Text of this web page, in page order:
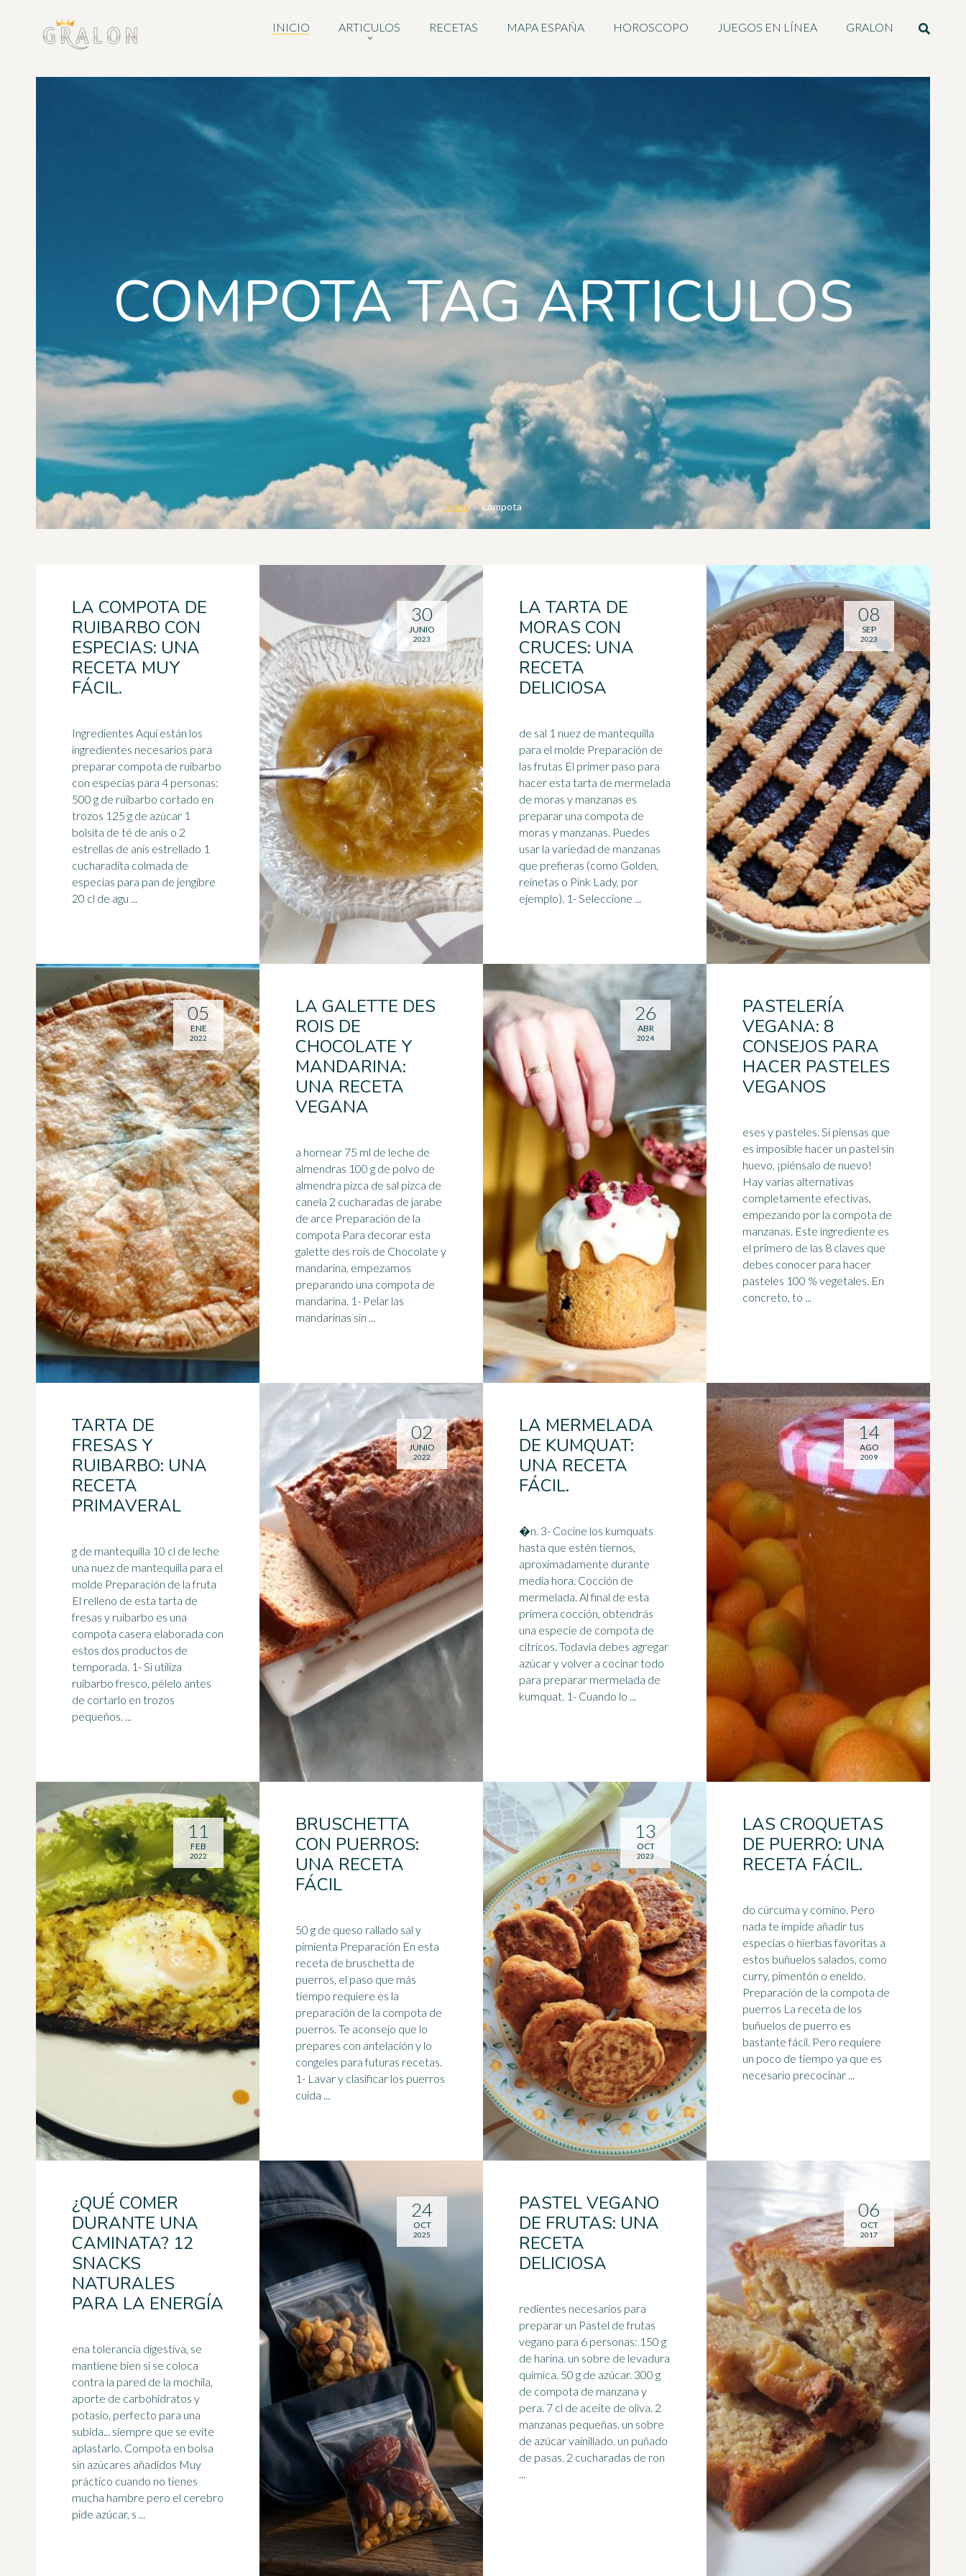
INICIO ARTICULOS RECETAS MAPA ESPAÑA HOROSCOPO JUEGOS EN LÍNEA GRALON
COMPOTA TAG ARTICULOS
Inicio compota
LA COMPOTA DE
RUIBARBO CON
ESPECIAS: UNA
RECETA MUY
FÁCIL.
Ingredientes Aquí están los
ingredientes necesarios para
preparar compota de ruibarbo
con especias para 4 personas:
500 g de ruibarbo cortado en
trozos 125 g de azúcar 1
bolsita de té de anís o 2
estrellas de anís estrellado 1
cucharadita colmada de
especias para pan de jengibre
20 cl de agu ...
30
JUNIO
2023
LA TARTA DE
MORAS CON
CRUCES: UNA
RECETA
DELICIOSA
de sal 1 nuez de mantequilla
para el molde Preparación de
las frutas El primer paso para
hacer esta tarta de mermelada
de moras y manzanas es
preparar una compota de
moras y manzanas. Puedes
usar la variedad de manzanas
que prefieras (como Golden,
reinetas o Pink Lady, por
ejemplo). 1- Seleccione ...
08
SEP
2023
LA GALETTE DES
ROIS DE
CHOCOLATE Y
MANDARINA:
UNA RECETA
VEGANA
a hornear 75 ml de leche de
almendras 100 g de polvo de
almendra pizca de sal pizca de
canela 2 cucharadas de jarabe
de arce Preparación de la
compota Para decorar esta
galette des rois de Chocolate y
mandarina, empezamos
preparando una compota de
mandarina. 1- Pelar las
mandarinas sin ...
05
ENE
2022
PASTELERÍA
VEGANA: 8
CONSEJOS PARA
HACER PASTELES
VEGANOS
eses y pasteles. Si piensas que
es imposible hacer un pastel sin
huevo, ¡piénsalo de nuevo!
Hay varias alternativas
completamente efectivas,
empezando por la compota de
manzanas. Este ingrediente es
el primero de las 8 claves que
debes conocer para hacer
pasteles 100 % vegetales. En
concreto, to ...
26
ABR
2024
TARTA DE
FRESAS Y
RUIBARBO: UNA
RECETA
PRIMAVERAL
g de mantequilla 10 cl de leche
una nuez de mantequilla para el
molde Preparación de la fruta
El relleno de esta tarta de
fresas y ruibarbo es una
compota casera elaborada con
estos dos productos de
temporada. 1- Si utiliza
ruibarbo fresco, pélelo antes
de cortarlo en trozos
pequeños. ...
02
JUNIO
2022
LA MERMELADA
DE KUMQUAT:
UNA RECETA
FÁCIL.
�n. 3- Cocine los kumquats
hasta que estén tiernos,
aproximadamente durante
media hora. Cocción de
mermelada. Al final de esta
primera cocción, obtendrás
una especie de compota de
cítricos. Todavía debes agregar
azúcar y volver a cocinar todo
para preparar mermelada de
kumquat. 1- Cuando lo ...
14
AGO
2009
BRUSCHETTA
CON PUERROS:
UNA RECETA
FÁCIL
50 g de queso rallado sal y
pimienta Preparación En esta
receta de bruschetta de
puerros, el paso que más
tiempo requiere es la
preparación de la compota de
puerros. Te aconsejo que lo
prepares con antelación y lo
congeles para futuras recetas.
1- Lavar y clasificar los puerros
cuida ...
11
FEB
2022
LAS CROQUETAS
DE PUERRO: UNA
RECETA FÁCIL.
do cúrcuma y comino. Pero
nada te impide añadir tus
especias o hierbas favoritas a
estos buñuelos salados, como
curry, pimentón o eneldo.
Preparación de la compota de
puerros La receta de los
buñuelos de puerro es
bastante fácil. Pero requiere
un poco de tiempo ya que es
necesario precocinar ...
13
OCT
2023
¿QUÉ COMER
DURANTE UNA
CAMINATA? 12
SNACKS
NATURALES
PARA LA ENERGÍA
ena tolerancia digestiva, se
mantiene bien si se coloca
contra la pared de la mochila,
aporte de carbohidratos y
potasio, perfecto para una
subida... siempre que se evite
aplastarlo. Compota en bolsa
sin azúcares añadidos Muy
práctico cuando no tienes
mucha hambre pero el cerebro
pide azúcar, s ...
24
OCT
2025
PASTEL VEGANO
DE FRUTAS: UNA
RECETA
DELICIOSA
redientes necesarios para
preparar un Pastel de frutas
vegano para 6 personas: 150 g
de harina. un sobre de levadura
química. 50 g de azúcar. 300 g
de compota de manzana y
pera. 7 cl de aceite de oliva. 2
manzanas pequeñas. un sobre
de azúcar vainillado. un puñado
de pasas. 2 cucharadas de ron
...
06
OCT
2017